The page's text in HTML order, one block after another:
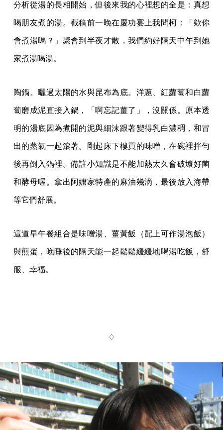
分析從湯的長相開始，但後來我的心裡想的全是：真想
喝朋友煮的湯。截稿前一晚在慶功宴上我問柯：「欸你
會煮湯嗎？」聚會到半夜才散，我們約好隔天中午到她
家煮湯喝湯。
陶鍋。曬過太陽的水與昆布為底。洋蔥、紅蘿蔔和白蘿
蔔磨成泥直接入鍋，「啊忘記薑了」，沒關係。原本透
明的湯底因為煮開的泥與細沫跟著變得乳白濃稠，和冒
出的蒸氣一起滾著。剛起床下樓買的味噌，在碗裡拌勻
後再倒入鍋裡。備註小知識是不能加熱太久會破壞好菌
和酵母喔。拿出阿嬤家特產的麻油幾滴，最後放入海帶
等它們舒展。
這道早午餐組合是味噌湯、薑黃飯（配上可作湯泡飯）
與煎蛋，晚睡後的隔天能一起鬆鬆緩緩地喝湯吃飯，舒
服、幸福。
♢